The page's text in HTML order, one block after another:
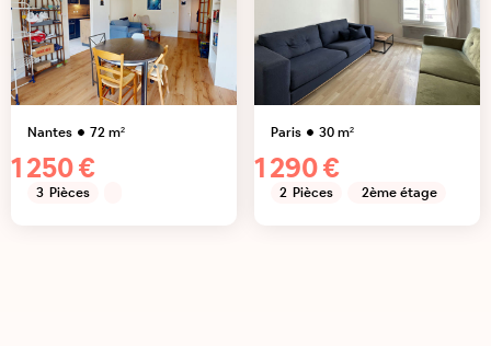
Nantes 72m²
1 250 €
3 Pièces
Paris 30m²
1 290 €
2 Pièces 2ème étage